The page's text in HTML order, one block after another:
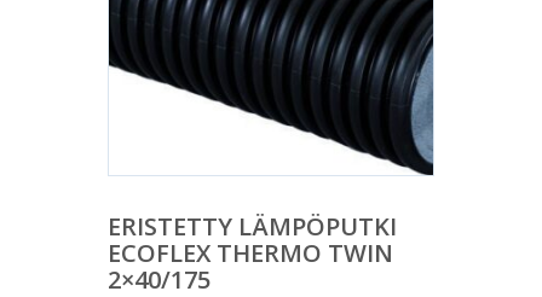
ERISTETTY LÄMPÖPUTKI
ECOFLEX THERMO TWIN
2×40/175